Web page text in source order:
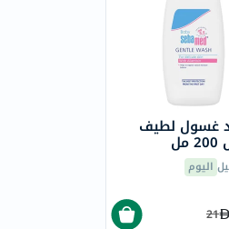
غسول لطيف
اليوم
21